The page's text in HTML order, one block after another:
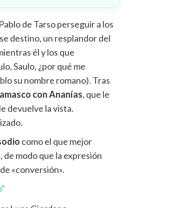
de Tarso perseguir a los
destino, un resplandor del
él y los que
Saulo, ¿por qué me
su nombre romano). Tras
con Ananías, que le
devuelve la vista.
como el que mejor
modo que la expresión
«conversión».